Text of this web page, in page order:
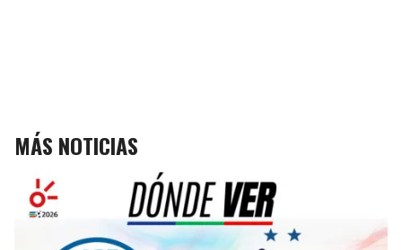
MÁS NOTICIAS